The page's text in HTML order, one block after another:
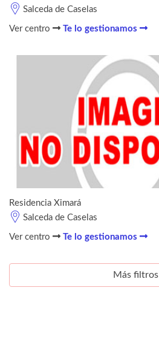
Salceda de Caselas
Ver centro Te lo gestionamos
Residencia Ximará
Salceda de Caselas
Ver centro Te lo gestionamos
Más filtros